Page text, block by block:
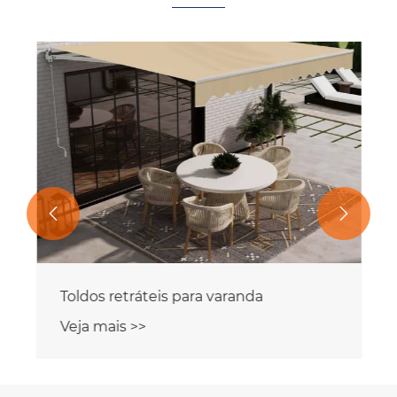
Toldos retráteis para varanda
Veja mais >>
 